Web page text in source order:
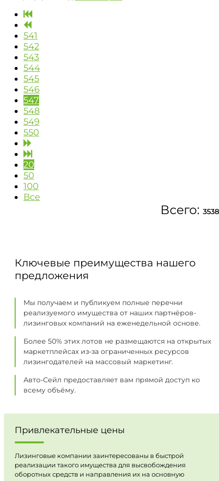
541
542
543
544
545
546
547
548
549
550
20
50
100
Все
Всего:
Ключевые преимущества нашего
предложения
Мы получаем и публикуем полные перечни
реализуемого имущества от наших партнёров-
лизинговых компаний на еженедельной основе.
Более 50% этих лотов не размещаются на открытых
маркетплейсах из-за ограниченных ресурсов
лизингодателей на массовый маркетинг.
Авто-Сейл предоставляет вам прямой доступ ко
всему объёму.
Привлекательные цены
Лизинговые компании заинтересованы в быстрой
реализации такого имущества для высвобождения
оборотных средств и направления их на основную